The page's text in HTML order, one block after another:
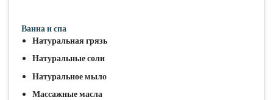
Ванна и спа
Натуральная грязь
Натуральные соли
Натуральное мыло
Массажные масла